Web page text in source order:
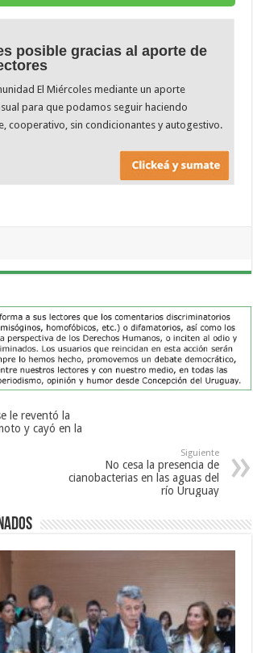
posible gracias al aporte de
El Miércoles mediante un aporte
para que podamos seguir haciendo
cooperativo, sin condicionantes y autogestivo.
le reventó la
y cayó en la
Siguiente
No cesa la presencia de
cianobacterias en las aguas del
río Uruguay